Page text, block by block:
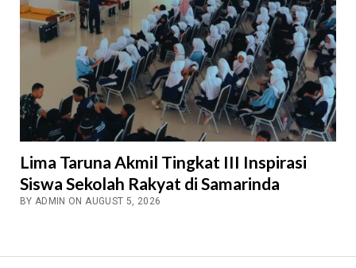
Lima Taruna Akmil Tingkat III Inspirasi
Siswa Sekolah Rakyat di Samarinda
BY ADMIN ON AUGUST 5, 2026